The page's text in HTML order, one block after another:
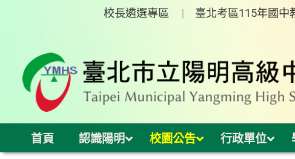
校長遴選專區 臺北考區115年國中
首頁 認識陽明 校園公告 行政單位